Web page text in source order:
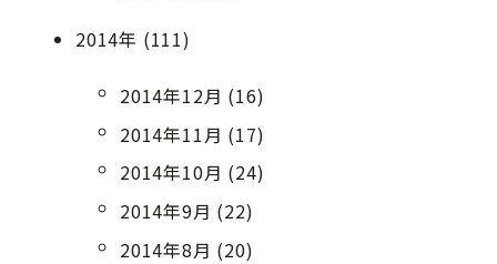
2014年 (111)
2014年12月 (16)
2014年11月 (17)
2014年10月 (24)
2014年9月 (22)
2014年8月 (20)